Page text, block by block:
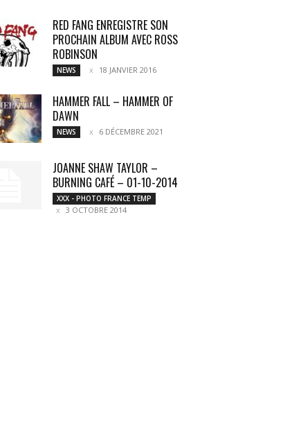
RED FANG ENREGISTRE SON
PROCHAIN ALBUM AVEC ROSS
ROBINSON
NEWS 18 JANVIER 2016
HAMMER FALL – HAMMER OF
DAWN
NEWS 6 DÉCEMBRE 2021
JOANNE SHAW TAYLOR –
BURNING CAFÉ – 01-10-2014
XXX - PHOTO FRANCE TEMP
3 OCTOBRE 2014